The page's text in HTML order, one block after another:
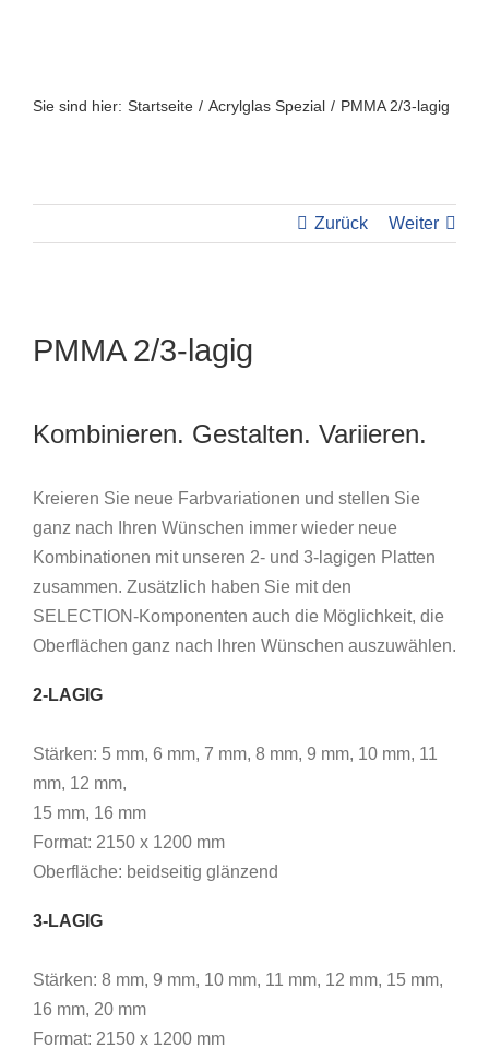
Sie sind hier: Startseite Acrylglas Spezial PMMA 2/3-lagig
Zurück Weiter
PMMA 2/3-lagig
Kombinieren. Gestalten. Variieren.
Kreieren Sie neue Farbvariationen und stellen Sie
ganz nach Ihren Wünschen immer wieder neue
Kombinationen mit unseren 2- und 3-lagigen Platten
zusammen. Zusätzlich haben Sie mit den
SELECTION-Komponenten auch die Möglichkeit, die
Oberflächen ganz nach Ihren Wünschen auszuwählen.
2-LAGIG
Stärken: 5 mm, 6 mm, 7 mm, 8 mm, 9 mm, 10 mm, 11
mm, 12 mm,
15 mm, 16 mm
Format: 2150 x 1200 mm
Oberfläche: beidseitig glänzend
3-LAGIG
Stärken: 8 mm, 9 mm, 10 mm, 11 mm, 12 mm, 15 mm,
16 mm, 20 mm
Format: 2150 x 1200 mm